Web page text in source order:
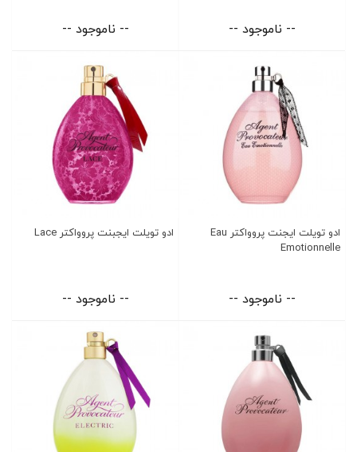
-- ناموجود -- -- ناموجود --
ادو تویلت ایجنت پروواکتر Eau
Emotionnelle
-- ناموجود --
ادو تویلت ایجبنت پروواکتر Lace
-- ناموجود --